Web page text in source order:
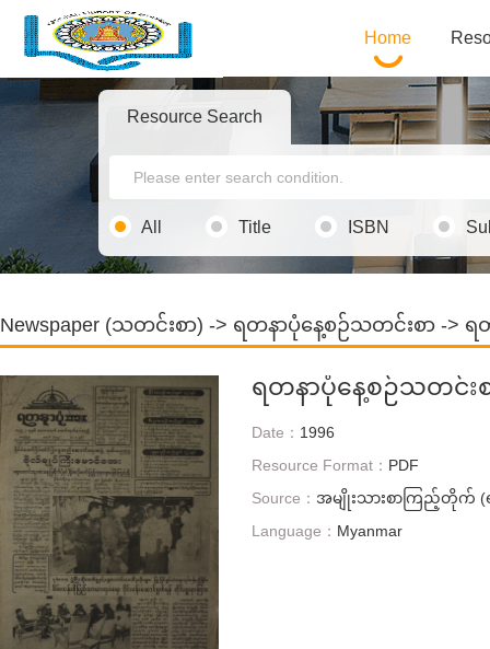
Home
Resource Search
All Title ISBN
Newspaper (သတင်းစာ) -> ရတနာပုံနေ့စဉ်သတင်းစာ -> ရ
ရတနာပုံနေ့စဉ်သတင်
Date： 1996
Resource Format： PDF
Source： အမျိုးသားစာကြည့်တိုက် (
Language： Myanmar